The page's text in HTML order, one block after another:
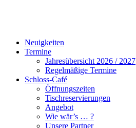
Neuigkeiten
Termine
Jahresübersicht 2026 / 2027
Regelmäßige Termine
Schloss-Café
Öffnungszeiten
Tischreservierungen
Angebot
Wie wär’s … ?
Unsere Partner